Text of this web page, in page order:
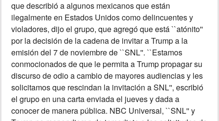
que describió a algunos mexicanos que están
ilegalmente en Estados Unidos como delincuentes y
violadores, dijo el grupo, que agregó que está ``atónito''
por la decisión de la cadena de invitar a Trump a la
emisión del 7 de noviembre de ``SNL''. ``Estamos
conmocionados de que le permita a Trump propagar su
discurso de odio a cambio de mayores audiencias y les
solicitamos que rescindan la invitación a SNL'', escribió
el grupo en una carta enviada el jueves y dada a
conocer de manera pública. NBC Universal, ``SNL'' y